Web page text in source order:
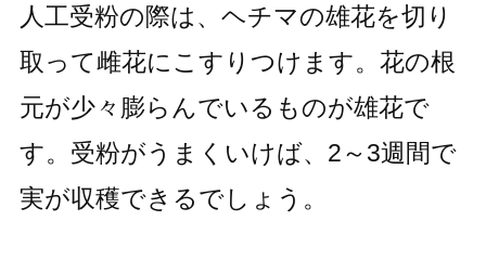
人工受粉の際は、ヘチマの雄花を切り
取って雌花にこすりつけます。花の根
元が少々膨らんでいるものが雄花で
す。受粉がうまくいけば、2～3週間で
実が収穫できるでしょう。